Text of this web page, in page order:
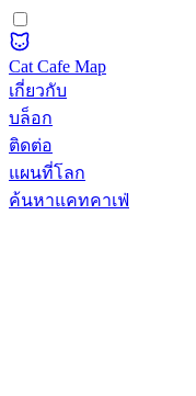
Cat Cafe Map
เกี่ยวกับ
บล็อก
ติดต่อ
แผนที่โลก
ค้นหาแคทคาเฟ่